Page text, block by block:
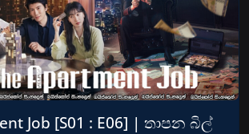
Job [S01 : E06] | තාපන බිල්